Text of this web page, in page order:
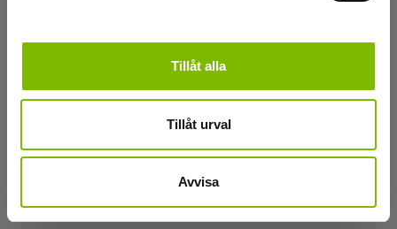
Tillåt alla
Tillåt urval
Avvisa